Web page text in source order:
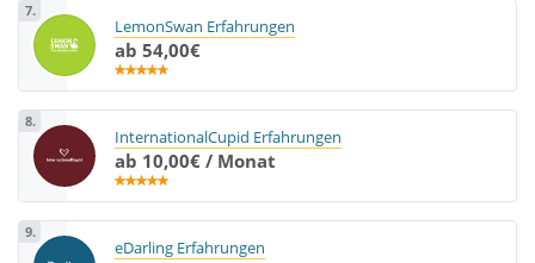
7.
LemonSwan Erfahrungen
ab 54,00€
8.
InternationalCupid Erfahrungen
ab 10,00€ / Monat
9.
eDarling Erfahrungen